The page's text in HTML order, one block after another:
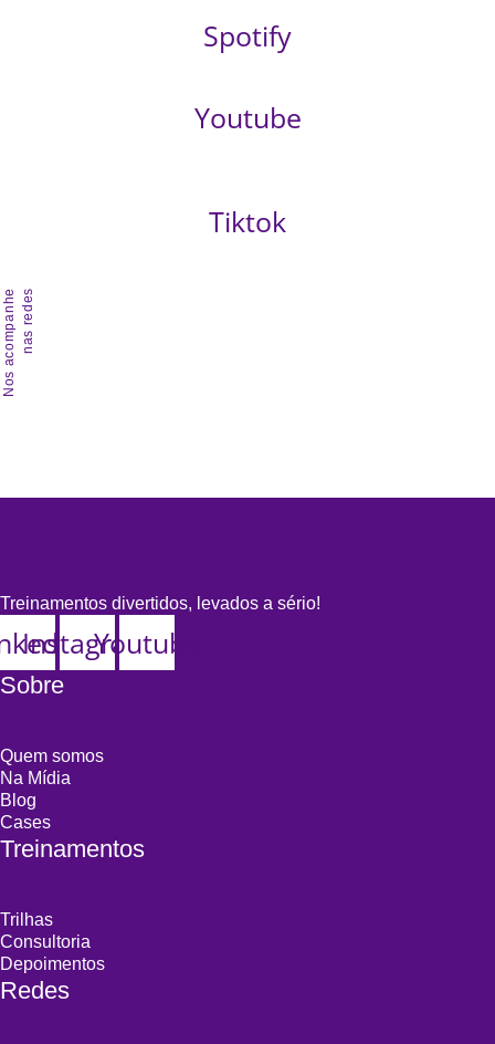
Spotify
Youtube
Tiktok
Nos acompanhenas redes
Treinamentos divertidos, levados a sério!
Instagram
Youtube
Sobre
Quem somos
Na Mídia
Blog
Cases
Treinamentos
Trilhas
Consultoria
Depoimentos
Redes